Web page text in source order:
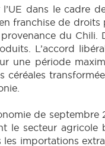
dans le cadre
franchise de
du
L’accord
une période
de
le secteur
importations